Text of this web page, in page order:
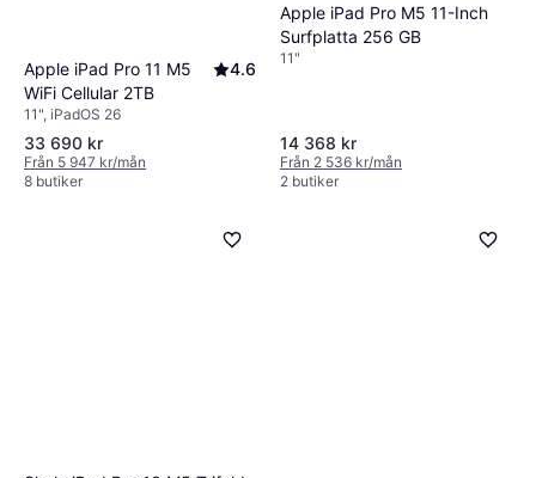
Apple iPad Pro 11 M5
WiFi Cellular 2TB
4.6
11", iPadOS 26
33 690 kr
Från 5 947 kr/mån
8 butiker
Apple iPad Pro M5 11-Inch
Surfplatta 256 GB
11"
14 368 kr
Från 2 536 kr/mån
2 butiker